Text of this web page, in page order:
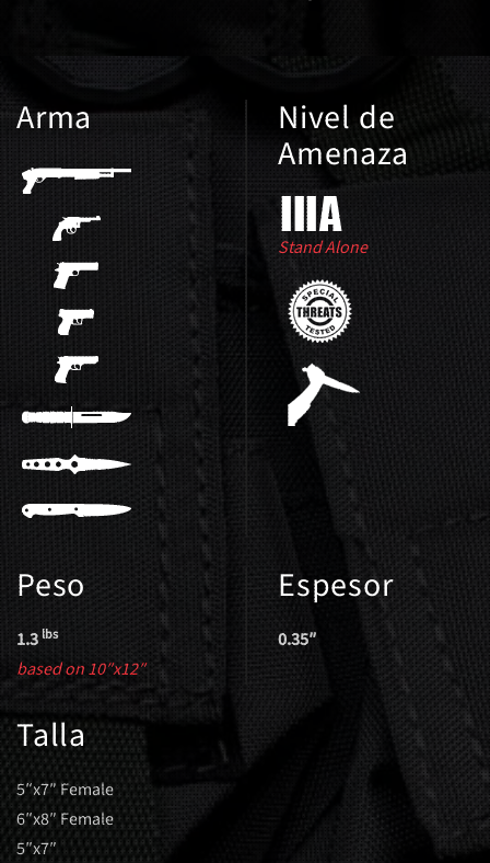
Arma Nivel de
Amenaza
Stand Alone
Peso
1.3 lbs
based on 10″x12″
Espesor
0.35″
Talla
5″x7″ Female
6″x8″ Female
5″x7″